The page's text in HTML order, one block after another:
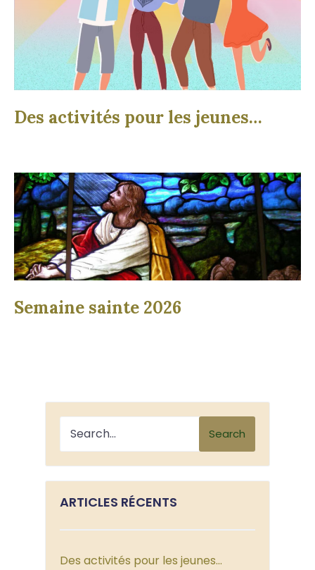
Des activités pour les jeunes…
Semaine sainte 2026
Search
ARTICLES RÉCENTS
Des activités pour les jeunes…